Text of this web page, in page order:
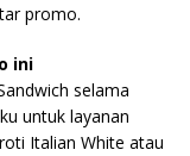
promo.
ini
selama
untuk layanan
Italian White atau